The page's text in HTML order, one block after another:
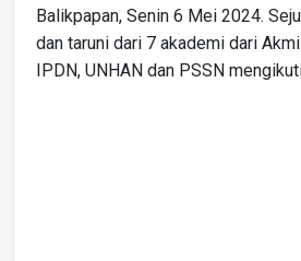
Balikpapan, Senin 6 Mei 2024.
dan taruni dari 7 akademi dari
IPDN, UNHAN dan PSSN